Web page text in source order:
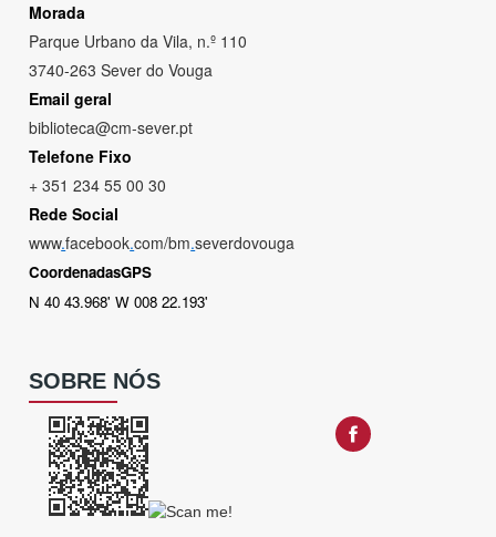
Morada
Parque Urbano da Vila, n.º 110
3740-263 Sever do Vouga
Email geral
biblioteca@cm-sever.pt
Telefone Fixo
+ 351 234 55 00 30
Rede Social
www.facebook.com/bm.severdovouga
CoordenadasGPS
N 40 43.968' W 008 22.193'
SOBRE NÓS